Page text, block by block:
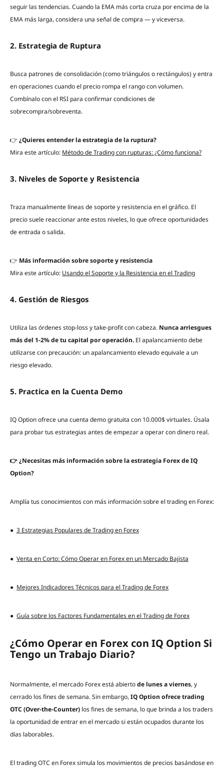
seguir las tendencias. Cuando la EMA más corta cruza por encima de la
EMA más larga, considera una señal de compra — y viceversa.
2. Estrategia de Ruptura
Busca patrones de consolidación (como triángulos o rectángulos) y entra
en operaciones cuando el precio rompa el rango con volumen.
Combínalo con el RSI para confirmar condiciones de
sobrecompra/sobreventa.
👉 ¿Quieres entender la estrategia de la ruptura?
Mira este artículo: Método de Trading con rupturas: ¿Cómo funciona?
3. Niveles de Soporte y Resistencia
Traza manualmente líneas de soporte y resistencia en el gráfico. El
precio suele reaccionar ante estos niveles, lo que ofrece oportunidades
de entrada o salida.
👉 Más información sobre soporte y resistencia
Mira este artículo: Usando el Soporte y la Resistencia en el Trading
4. Gestión de Riesgos
Utiliza las órdenes stop-loss y take-profit con cabeza. Nunca arriesgues
más del 1-2% de tu capital por operación. El apalancamiento debe
utilizarse con precaución: un apalancamiento elevado equivale a un
riesgo elevado.
5. Practica en la Cuenta Demo
IQ Option ofrece una cuenta demo gratuita con 10.000$ virtuales. Úsala
para probar tus estrategias antes de empezar a operar con dinero real.
👉 ¿Necesitas más información sobre la estrategia Forex de IQ
Option?
Amplía tus conocimientos con más información sobre el trading en Forex:
● 3 Estrategias Populares de Trading en Forex
● Venta en Corto: Cómo Operar en Forex en un Mercado Bajista
● Mejores Indicadores Técnicos para el Trading de Forex
● Guía sobre los Factores Fundamentales en el Trading de Forex
¿Cómo Operar en Forex con IQ Option Si
Tengo un Trabajo Diario?
Normalmente, el mercado Forex está abiertode lunes a viernes, y
cerrado los fines de semana. Sin embargo, IQ Option ofrece trading
OTC (Over-the-Counter) los fines de semana, lo que brinda a los traders
la oportunidad de entrar en el mercado si están ocupados durante los
días laborables.
El trading OTC en Forex simula los movimientos de precios basándose en